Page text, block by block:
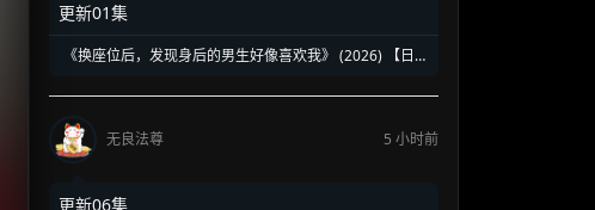
更新01集
《换座位后，发现身后的男生好像喜欢我》 (2026) 【日
座位引发的直球高甜校园BL
无良法尊
5 小时前
更新06集